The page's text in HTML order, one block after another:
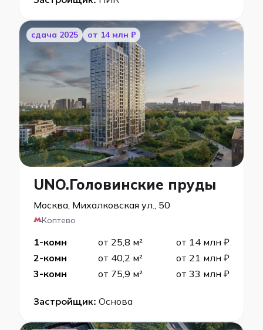
cдача 2025 от 14 млн ₽
UNO.Головинские пруды
Москва, Михалковская ул., 50
Коптево
1-комн от 25,8 м²
от 14 млн ₽
2-комн
от 40,2 м²
от 21 млн ₽
3-комн
от 75,9 м² от 33 млн ₽
Застройщик: Основа